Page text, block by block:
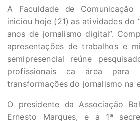
A Faculdade de Comunicação
iniciou hoje (21) as atividades do
anos de jornalismo digital”.
apresentações de trabalhos e
semipresencial reúne
profissionais da área para
transformações do jornalismo na
O presidente da Associação
Ernesto Marques, e a 1ª